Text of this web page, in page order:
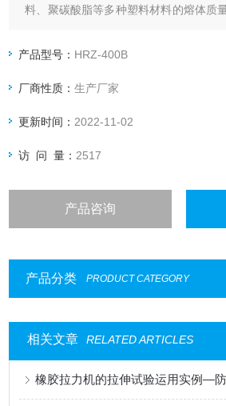
料、聚碳酸脂等多种塑料材料的熔体质
产品型号： HRZ-400B
厂商性质：生产厂家
更新时间： 2022-11-02
访 问 量： 2517
产品咨询
产品分类 PRODUCT CATEGORY
相关文章 RELATED ARTICLES
橡胶拉力机的拉伸试验运用实例—